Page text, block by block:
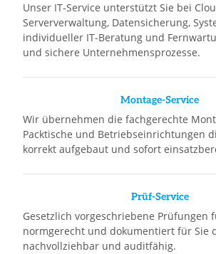
Unser IT-Service unterstützt Sie bei
Serververwaltung, Datensicherung,
individueller IT-Beratung und
und sichere Unternehmensprozesse.
Montage-Service
Wir übernehmen die fachgerechte
Packtische und Betriebseinrichtungen
korrekt aufgebaut und sofort
Prüf-Service
Gesetzlich vorgeschriebene Prüfungen
normgerecht und dokumentiert für Sie
nachvollziehbar und auditfähig.